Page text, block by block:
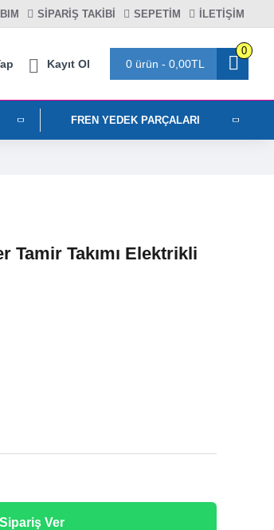
SIPARIŞ TAKIBI SEPETIM İLETİŞİM
Kayıt Ol 0 ürün - 0,00TL
0
FREN YEDEK PARÇALARI
Tamir Takımı Elektrikli
Ver